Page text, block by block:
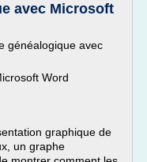
avec Microsoft
généalogique avec
Word
graphique de
un graphe